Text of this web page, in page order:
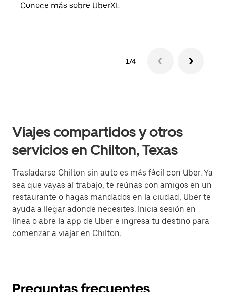
Conoce más sobre UberXL
1/4
Viajes compartidos y otros
servicios en Chilton, Texas
Trasladarse Chilton sin auto es más fácil con Uber. Ya
sea que vayas al trabajo, te reúnas con amigos en un
restaurante o hagas mandados en la ciudad, Uber te
ayuda a llegar adonde necesites. Inicia sesión en
línea o abre la app de Uber e ingresa tu destino para
comenzar a viajar en Chilton.